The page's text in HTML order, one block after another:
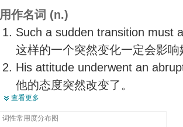
转调过渡段
演变
飞越
【修辞学】语次转变
【语法】转换
【地】转移层
【语法】连接词
用作名词 (n.)
Such a sudden transition must
这样的一个突然变化一定会影响
His attitude underwent an
他的态度突然改变了。
We hope there will be a
system.
查看更多
词性常用度分布图